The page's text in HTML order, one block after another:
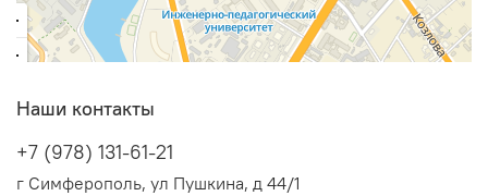
Наши контакты
+7 (978) 131-61-21
г Симферополь, ул Пушкина, д 44/1